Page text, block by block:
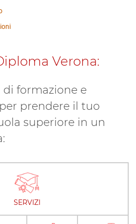
Verona:
di formazione e
prendere il tuo
superiore in un
SERVIZI